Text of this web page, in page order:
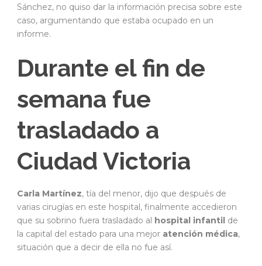
Sánchez, no quiso dar la información precisa sobre este
caso, argumentando que estaba ocupado en un
informe.
Durante el fin de
semana fue
trasladado a
Ciudad Victoria
Carla Martínez, tía del menor, dijo que después de
varias cirugías en este hospital, finalmente accedieron
que su sobrino fuera trasladado al
hospital infantil de
la capital del estado para una mejor atención médica,
situación que a decir de ella no fue así.